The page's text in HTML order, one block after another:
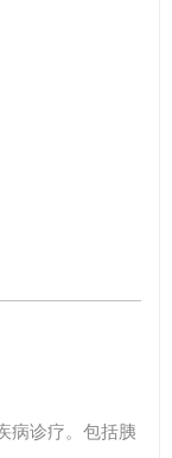
病诊疗。包括胰